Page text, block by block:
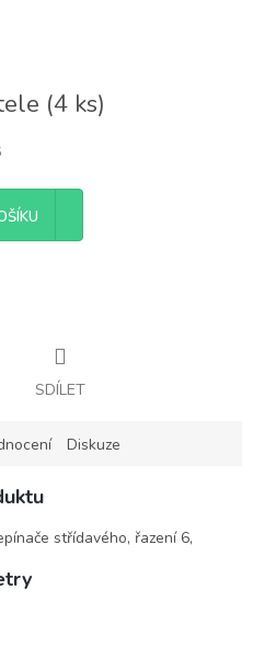
(4 ks)
SDÍLET
Diskuze
střídavého, řazení 6,